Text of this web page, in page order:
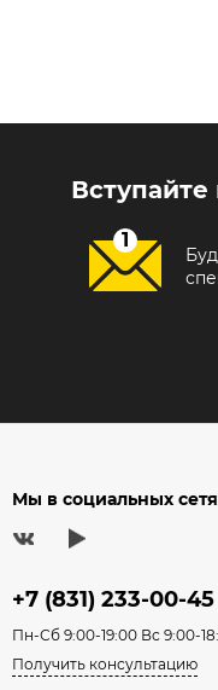
Мы в социальных
+7 (831) 233-00-45
Пн-Сб 9:00-19:00 Вс 9:00-
Получить консультацию